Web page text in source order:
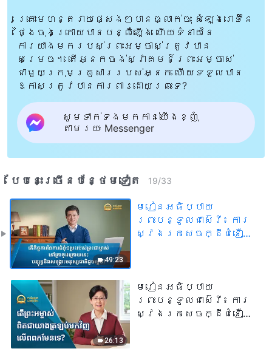
គ្រោះមហន្តរាយផ្សេងៗបានធ្លាក់ចុះ សំឡេងរោទិ៍នៃ
ថ្ងៃចុងក្រោយបានបន្លឺឡើង ហើយទំនាយនៃ
ការយាងមករបស់ព្រះអម្ចាស់ត្រូវបាន
សម្រេច។ តើអ្នកចង់ស្វាគមន៍ព្រះអម្ចាស់
ជាមួយក្រុមគ្រួសាររបស់អ្នក ហើយទទួលបាន
ឱកាសត្រូវបានការពារដោយព្រះទេ?
សូមទាក់ទងមកកាន់យើងខ្ញុំ
តាមរយៈ Messenger
បែបនេះ​ច្រើនបន្ថែម​ទៀត​ 19/33
49:23
មេរៀនអធិប្បាយ
ព្រះបន្ទូលជាស៊េរី៖ ការ
ស្វែងរកសេចក្ដីជំនឿដ៏
ក្រោយនេះ បន្សុទ្ធនិង
សង្គ្រោះមនុស្សជាតិដូច
ម្ដេច?
26:13
មេរៀនអធិប្បាយ
ព្រះបន្ទូលជាស៊េរី៖ ការ
ស្វែងរកសេចក្ដីជំនឿដ៏